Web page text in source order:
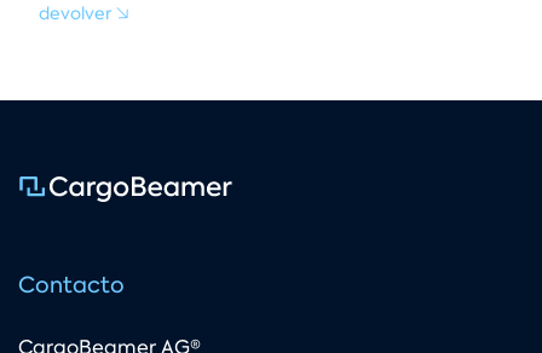
devolver
Contacto
CargoBeamer AG®